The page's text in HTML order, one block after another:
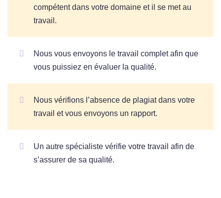
compétent dans votre domaine et il se met au
travail.
Nous vous envoyons le travail complet afin que
vous puissiez en évaluer la qualité.
Nous vérifions l’absence de plagiat dans votre
travail et vous envoyons un rapport.
Un autre spécialiste vérifie votre travail afin de
s’assurer de sa qualité.